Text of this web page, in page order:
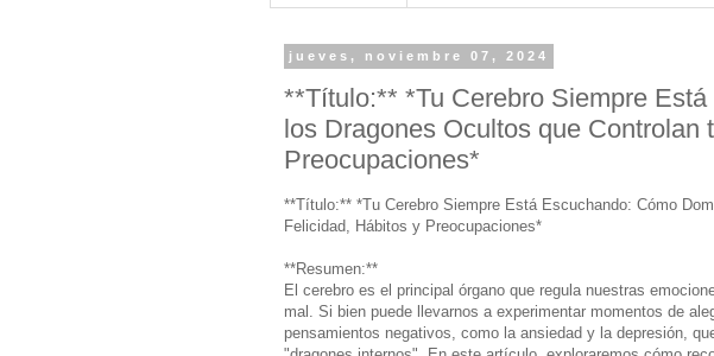
jueves, noviembre 07, 2024
**Título:** *Tu Cerebro Siempre
los Dragones Ocultos que Controlan
Preocupaciones*
**Título:** *Tu Cerebro Siempre Está Escuchando: Cómo
Felicidad, Hábitos y Preocupaciones*
**Resumen:**
El cerebro es el principal órgano que regula nuestras
mal. Si bien puede llevarnos a experimentar momentos de
pensamientos negativos, como la ansiedad y la depresión,